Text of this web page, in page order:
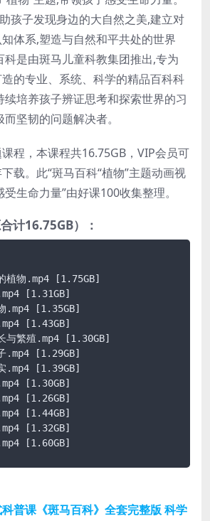
孩子发现身边的大自然之美,建立对
体系,塑造与自然和平共处的世界
科是由斑马儿童科教集团推出,专为
的专业、系统、科学的精品百科科
培养孩子辨证思考和探索世界的习
坚韧的问题解决者。
程，本课程共16.75GB，VIP会员可
载。此“斑马百科“植物”主题动画视
生命力量”由好课100收集整理。
计16.75GB）：
植物 .mp4
[1.75GB]
[1.31GB]
.mp4
[1.35GB]
[1.43GB]
与繁殖 .mp4
[1.30GB]
.mp4
[1.29GB]
.mp4
[1.39GB]
[1.30GB]
[1.26GB]
[1.44GB]
[1.32GB]
[1.60GB]
普课《斑马百科》全套完整版 科学